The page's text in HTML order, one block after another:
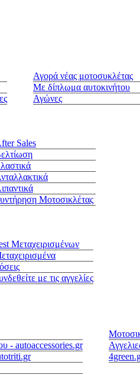
Αγορά νέας μοτοσυκλέτας
Με δίπλωμα αυτοκινήτου
Αγώνες
Sales
Μοτοσικλέτας
Μεταχειρισμένων
με τις αγγελίες
- autoaccessories.gr